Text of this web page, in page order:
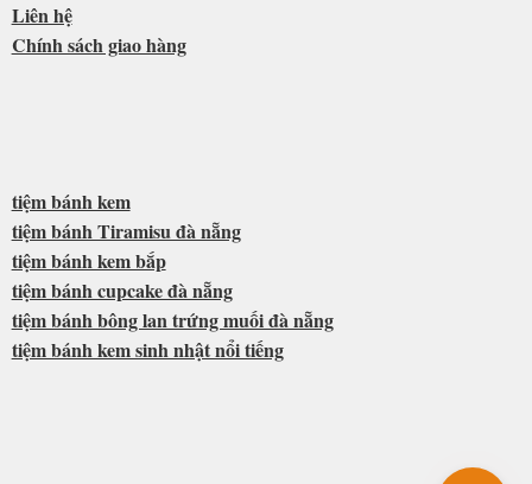
Liên hệ
Chính sách giao hàng
tiệm bánh kem
tiệm bánh Tiramisu đà nẵng
tiệm bánh kem bắp
tiệm bánh cupcake đà nẵng
tiệm bánh bông lan trứng muối đà nẵng
tiệm bánh kem sinh nhật nổi tiếng